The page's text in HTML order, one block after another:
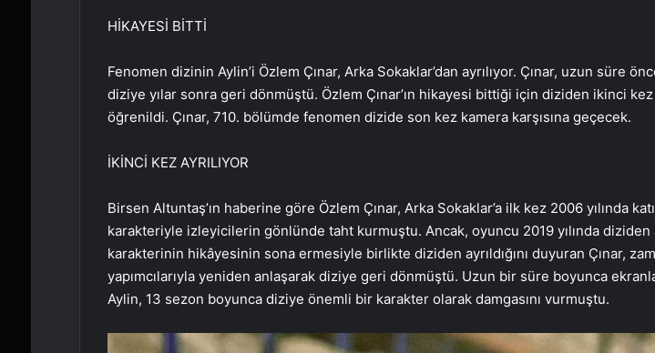
HİKAYESİ BİTTİ
Fenomen dizinin Aylin’i Özlem Çınar, Arka Sokaklar’dan ayrılıyor. Çınar, uzun süre
diziye yılar sonra geri dönmüştü. Özlem Çınar’ın hikayesi bittiği için diziden ikinci kez
öğrenildi. Çınar, 710. bölümde fenomen dizide son kez kamera karşısına geçecek.
İKİNCİ KEZ AYRILIYOR
Birsen Altuntaş’ın haberine göre Özlem Çınar, Arka Sokaklar’a ilk kez 2006 yılında
karakteriyle izleyicilerin gönlünde taht kurmuştu. Ancak, oyuncu 2019 yılında diziden
karakterinin hikâyesinin sona ermesiyle birlikte diziden ayrıldığını duyuran Çınar,
yapımcılarıyla yeniden anlaşarak diziye geri dönmüştü. Uzun bir süre boyunca
Aylin, 13 sezon boyunca diziye önemli bir karakter olarak damgasını vurmuştu.